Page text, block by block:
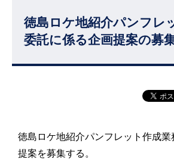
徳島ロケ地紹介パンフレ
委託に係る企画提案の募
徳島ロケ地紹介パンフレット作成
提案を募集する。